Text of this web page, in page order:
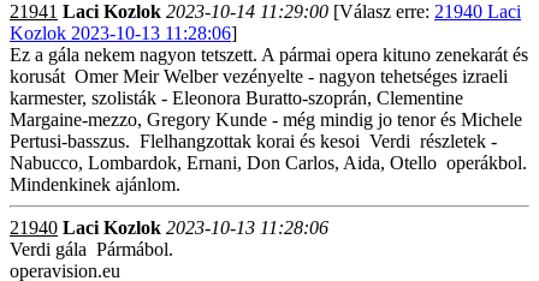
21941 Laci Kozlok 2023-10-14 11:29:00 [Válasz erre: 21940 Laci
Kozlok 2023-10-13 11:28:06]
Ez a gála nekem nagyon tetszett. A pármai opera kituno zenekarát és
korusát Omer Meir Welber vezényelte - nagyon tehetséges izraeli
karmester, szolisták - Eleonora Buratto-szoprán, Clementine
Margaine-mezzo, Gregory Kunde - még mindig jo tenor és Michele
Pertusi-basszus. Flelhangzottak korai és kesoi Verdi részletek -
Nabucco, Lombardok, Ernani, Don Carlos, Aida, Otello operákbol.
Mindenkinek ajánlom.
21940 Laci Kozlok 2023-10-13 11:28:06
Verdi gála Pármábol.
operavision.eu